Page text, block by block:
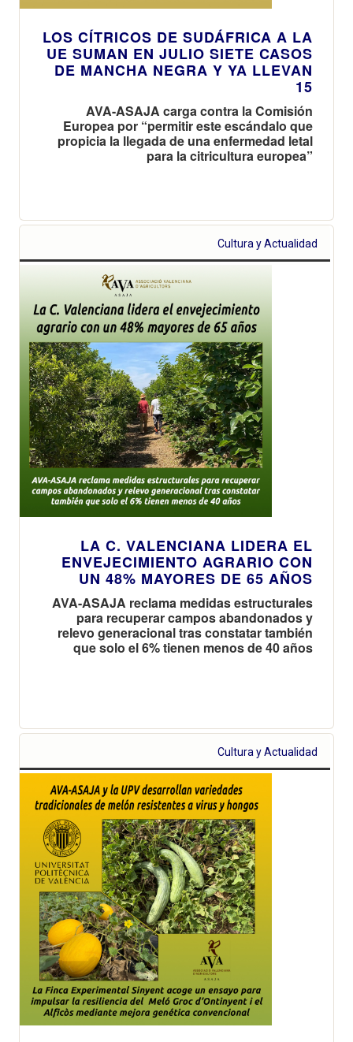
LOS CÍTRICOS DE SUDÁFRICA A LA
UE SUMAN EN JULIO SIETE CASOS
DE MANCHA NEGRA Y YA LLEVAN
15
AVA-ASAJA carga contra la Comisión
Europea por “permitir este escándalo que
propicia la llegada de una enfermedad letal
para la citricultura europea”
Cultura y Actualidad
LA C. VALENCIANA LIDERA EL
ENVEJECIMIENTO AGRARIO CON
UN 48% MAYORES DE 65 AÑOS
AVA-ASAJA reclama medidas estructurales
para recuperar campos abandonados y
relevo generacional tras constatar también
que solo el 6% tienen menos de 40 años
Cultura y Actualidad